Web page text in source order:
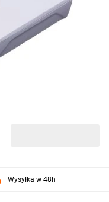
Wysyłka w 48h